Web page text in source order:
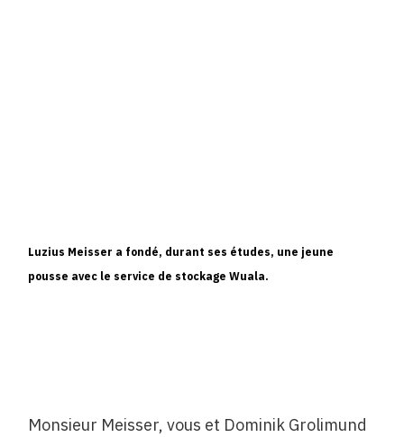
Luzius Meisser a fondé, durant ses études, une jeune
pousse avec le service de stockage Wuala.
Monsieur Meisser, vous et Dominik Grolimund